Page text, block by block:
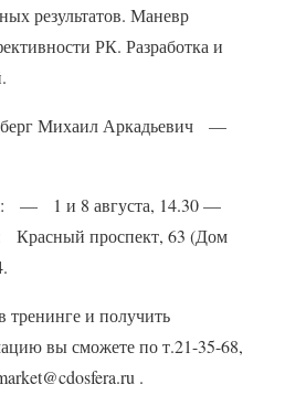
результатов. Маневр
РК. Разработка и
Михаил Аркадьевич —
— 1 и 8 августа, 14.30 —
Красный проспект, 63 (Дом
тренинге и получить
вы сможете по т.21-35-68,
.